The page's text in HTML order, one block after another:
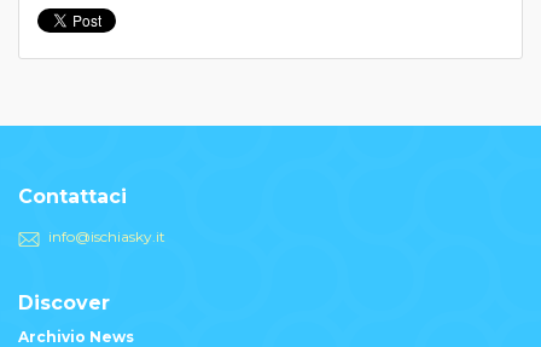
Contattaci
info@ischiasky.it
Discover
Archivio News